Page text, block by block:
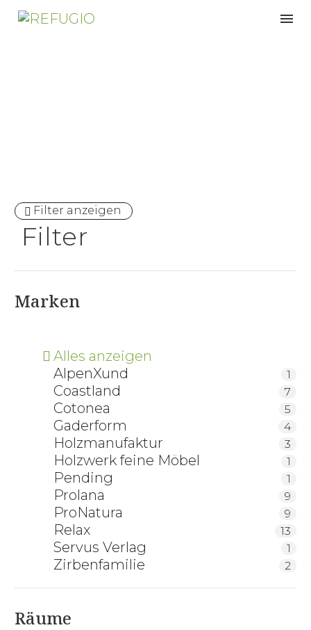
Filter anzeigen
Filter
Marken
Alles anzeigen
AlpenXund
1
Coastland 7
Cotonea 5
Gaderform 4
Holzmanufaktur 3
Holzwerk feine Möbel 1
Pending 1
Prolana 9
ProNatura 9
Relax 13
Servus Verlag 1
Zirbenfamilie 2
Räume